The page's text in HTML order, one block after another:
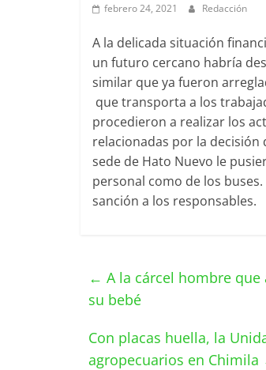
febrero 24, 2021 Redacción
A la delicada situación
un futuro cercano habría
similar que ya fueron
que transporta a los
procedieron a realizar los
relacionadas por la decisión
sede de Hato Nuevo le
personal como de los
sanción a los responsables.
← A la cárcel hombre
su bebé
Con placas huella, la
agropecuarios en Chimila